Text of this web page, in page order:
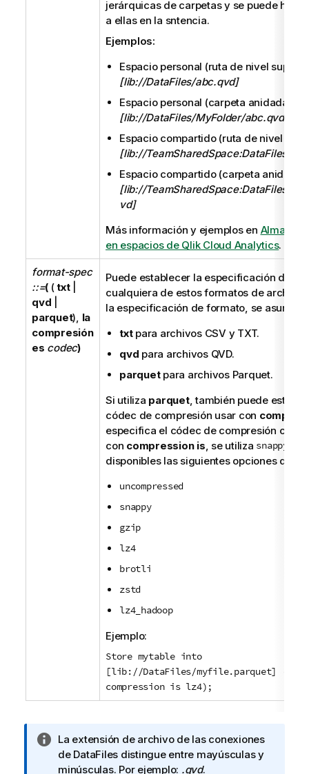
jerárquicas de carpetas y se puede
a ellas en la sntencia.
Ejemplos:
Espacio personal (ruta de nivel
[lib://DataFiles/abc.qvd]
Espacio personal (carpeta anidada):
[lib://DataFiles/MyFolder/abc.qvd]
Espacio compartido (ruta de nivel
[lib://TeamSharedSpace:DataFiles/
Espacio compartido (carpeta anidada):
[lib://TeamSharedSpace:DataFiles/
vd]
Más información y ejemplos en
en espacios de Qlik Cloud Analytics.
format-spec
::=( (txt|
qvd
parquet), la
compresión
es codec)
Puede establecer la especificación de
cualquiera de estos formatos de archivo.
la especificación de formato, se asume
txtpara archivos CSVy TXT.
qvd para archivos QVD.
parquetpara archivos Parquet.
Si utiliza parquet, también puede
códec de compresión usar con
especifica el códec de compresión con
con compression is, se utiliza snappy
disponibles las siguientes opciones de
uncompressed
snappy
gzip
lz4
brotli
zstd
lz4_hadoop
Ejemplo:
Store mytable into
[lib://DataFiles/myfile.parquet]
compression is lz4);
N
o
t
La extensión de archivo de las conexiones
de DataFiles distingue entre mayúsculas y
minúsculas. Por ejemplo: .qvd.